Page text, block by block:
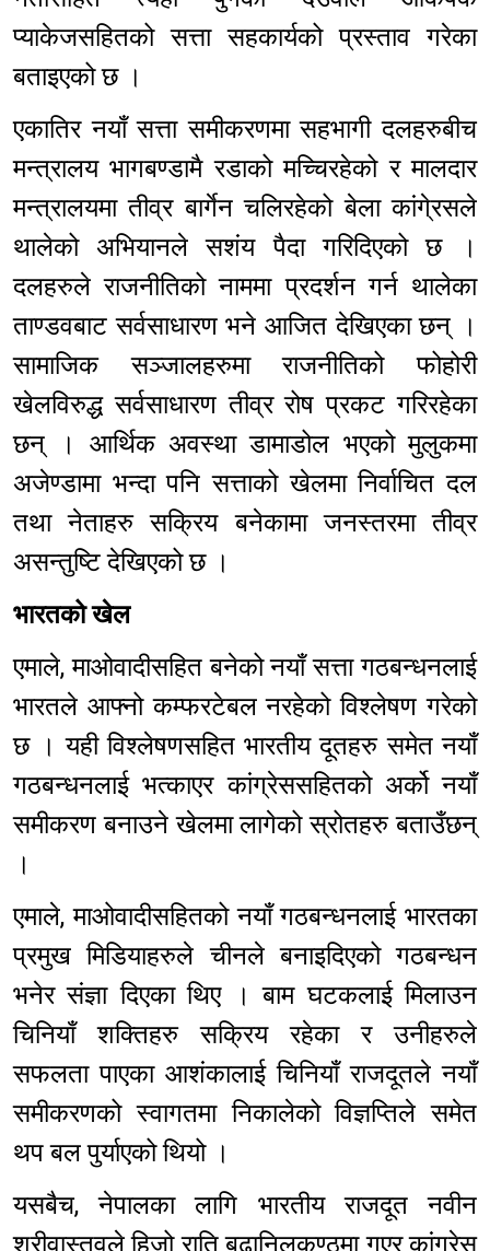
प्याकेजसहितको सत्ता सहकार्यको प्रस्ताव गरेका
बताइएको छ ।
एकातिर नयाँ सत्ता समीकरणमा सहभागी दलहरुबीच
मन्त्रालय भागबण्डामै रडाको मच्चिरहेको र मालदार
मन्त्रालयमा तीव्र बार्गेन चलिरहेको बेला कांगे्रसले
थालेको अभियानले सशंय पैदा गरिदिएको छ ।
दलहरुले राजनीतिको नाममा प्रदर्शन गर्न थालेका
ताण्डवबाट सर्वसाधारण भने आजित देखिएका छन् ।
सामाजिक सञ्जालहरुमा राजनीतिको फोहोरी
खेलविरुद्ध सर्वसाधारण तीव्र रोष प्रकट गरिरहेका
छन् । आर्थिक अवस्था डामाडोल भएको मुलुकमा
अजेण्डामा भन्दा पनि सत्ताको खेलमा निर्वाचित दल
तथा नेताहरु सक्रिय बनेकामा जनस्तरमा तीव्र
असन्तुष्टि देखिएको छ ।
भारतको खेल
एमाले, माओवादीसहित बनेको नयाँ सत्ता गठबन्धनलाई
भारतले आफ्नो कम्फरटेबल नरहेको विश्लेषण गरेको
छ । यही विश्लेषणसहित भारतीय दूतहरु समेत नयाँ
गठबन्धनलाई भत्काएर कांग्रेससहितको अर्को नयाँ
समीकरण बनाउने खेलमा लागेको स्रोतहरु बताउँछन्
।
एमाले, माओवादीसहितको नयाँ गठबन्धनलाई भारतका
प्रमुख मिडियाहरुले चीनले बनाइदिएको गठबन्धन
भनेर संज्ञा दिएका थिए । बाम घटकलाई मिलाउन
चिनियाँ शक्तिहरु सक्रिय रहेका र उनीहरुले
सफलता पाएका आशंकालाई चिनियाँ राजदूतले नयाँ
समीकरणको स्वागतमा निकालेको विज्ञप्तिले समेत
थप बल पुर्याएको थियो ।
यसबैच, नेपालका लागि भारतीय राजदूत नवीन
श्रीवास्तवले हिजो राति बुढानिलकण्ठमा गएर कांग्रेस